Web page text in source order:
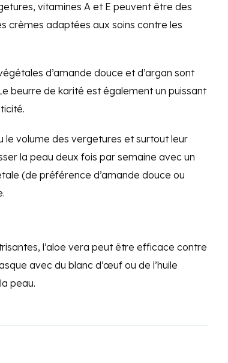
vitamines A et E peuvent être des
crèmes adaptées aux soins contre les
d’amande douce et d’argan sont
beurre de karité est également un puissant
le volume des vergetures et surtout leur
la peau deux fois par semaine avec un
(de préférence d’amande douce ou
l’aloe vera peut être efficace contre
avec du blanc d’œuf ou de l’huile
peau.